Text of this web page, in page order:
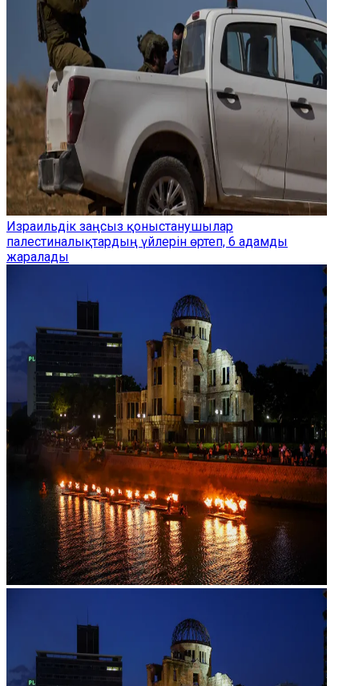
Израильдік заңсыз қоныстанушылар
палестиналықтардың үйлерін өртеп, 6 адамды
жаралады